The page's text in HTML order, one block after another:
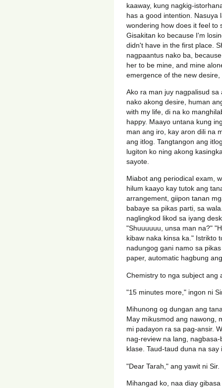
kaaway, kung nagkig-
has a good intention. Nasuya
wondering how does it feel to
Gisakitan ko because I'm
didn't have in the first place.
nagpaantus nako ba,
her to be mine, and mine
emergence of the new
Ako ra man juy nagpalisud
nako akong desire, human
with my life, di na ko
happy. Maayo untana kung
man ang iro, kay aron dili na
ang itlog. Tangtangon ang
lugiton ko ning akong
sayote.
Miabot ang periodical exam,
hilum kaayo kay tutok ang
arrangement, giipon tanan
babaye sa pikas parti, sa
naglingkod likod sa iyang
"Shuuuuuu, unsa man na?"
kibaw naka kinsa ka." Istrikto
nadungog gani namo sa
paper, automatic hagbung
Chemistry to nga subject ang
"15 minutes more," ingon ni
Mihunong og dungan ang
May mikusmod ang nawong,
mi padayon ra sa pag-ansir.
nag-review na lang,
klase. Taud-taud duna na say
"Dear Tarah," ang yawit ni Sir.
Mihangad ko, naa diay